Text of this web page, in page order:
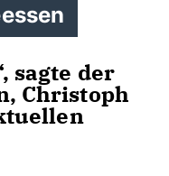
sagte der
Christoph